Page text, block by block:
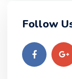
Follow